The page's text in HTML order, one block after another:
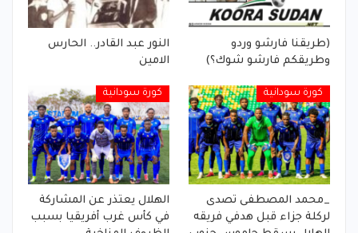
(طريقنا فارشو وردو
وطريقكم فارشو شوك؟)
النور عبد القادر.. الحارس
الامين
كورة سودانية
_محمد المصطفى تصدى
لركلة جزاء قبل هدفي فريقه
كورة سودانية
الهلال يعتذر عن المشاركة
في كأس غرب أفريقيا بسبب